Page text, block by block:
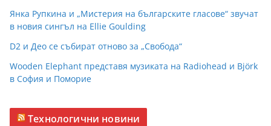
Янка Рупкина и „Мистерия на българските гласове“ звучат
в новия сингъл на Ellie Goulding
D2 и Део се събират отново за „Свобода“
Wooden Elephant представя музиката на Radiohead и Björk
в София и Поморие
Технологични новини